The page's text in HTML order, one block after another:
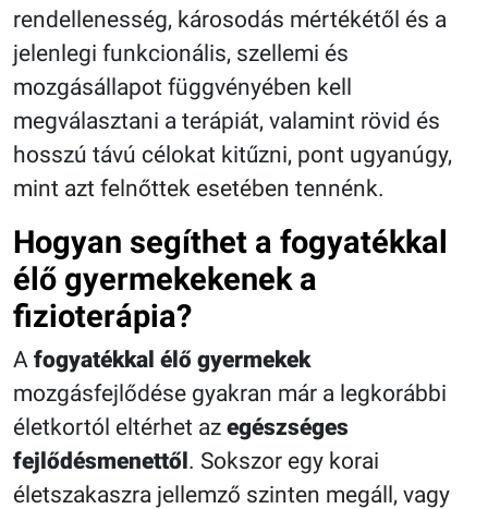
rendellenesség, károsodás mértékétől és a
jelenlegi funkcionális, szellemi és
mozgásállapot függvényében kell
megválasztani a terápiát, valamint rövid és
hosszú távú célokat kitűzni, pont ugyanúgy,
mint azt felnőttek esetében tennénk.
Hogyan segíthet a fogyatékkal
élő gyermekekenek a
fizioterápia?
A fogyatékkal élő gyermekek
mozgásfejlődése gyakran már a legkorábbi
életkortól eltérhet az egészséges
fejlődésmenettől. Sokszor egy korai
életszakaszra jellemző szinten megáll, vagy